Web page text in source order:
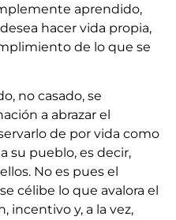
aprendido,
hacer vida propia,
de lo que se
no casado, se
a abrazar el
de por vida como
su pueblo, es decir,
No es pues el
célibe lo que avalora el
incentivo y, a la vez,